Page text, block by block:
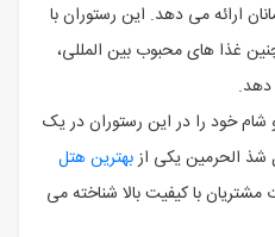
ارائه می ‌دهد. این رستوران با
غذا های محبوب بین ‌المللی،
و شام خود را در این رستوران در یک
شذ الحرمین یکی ازبهترین هتل
با کیفیت بالا شناخته می